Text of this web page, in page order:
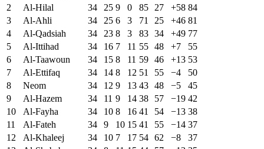
2
Al-Hilal 34 25 9 0 85 27 +58 84
3
Al-Ahli 34 25 6 3 71 25 +46 81
4
Al-Qadsiah 34 23 8 3 83 34 +49 77
5
Al-Ittihad 34 16 7 11 55 48 +7
55
6
Al-Taawoun 34 15 8 11 59 46 +13 53
7
Al-Ettifaq 34 14 8 12 51 55 −4
50
8
Neom 34 12 9 13 43 48 −5
45
9
Al-Hazem 34 11 9 14 38 57 −19 42
10
Al-Fayha 34 10 8 16 41 54 −13 38
11
Al-Fateh 34 9 10 15 41 55 −14 37
12
Al-Khaleej 34 10 7 17 54 62 −8
37